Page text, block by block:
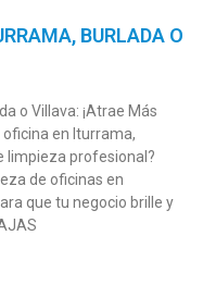
BURLADA O
o Villava: ¡Atrae Más
oficina en Iturrama,
limpieza profesional?
de oficinas en
que tu negocio brille y